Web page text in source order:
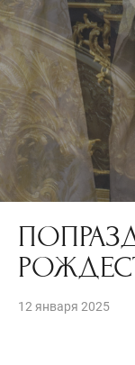
12 января 2025